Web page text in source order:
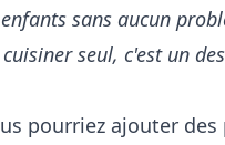
sans aucun
seul, c'est un
pourriez ajouter des